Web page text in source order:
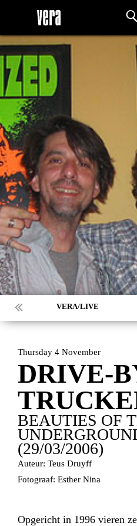
VERA/LIVE
Thursday 4 November
DRIVE-
BEAUTIES OF
(29/03/2006)
Auteur: Teus Druyff
Fotograaf: Esther Nina
Opgericht in 1996 vieren